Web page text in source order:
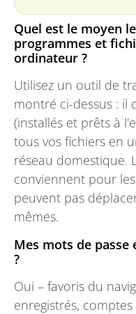
Quel est le moyen
programmes et
ordinateur ?
Utilisez un outil de
montré ci-dessus : il
(installés et prêts à
tous vos fichiers en
réseau domestique.
conviennent pour
peuvent pas
mêmes.
Mes mots de
?
Oui – favoris du
enregistrés,